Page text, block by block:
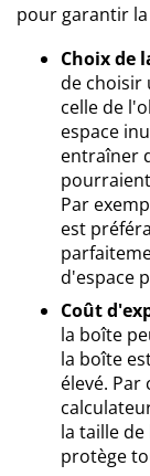
pour garantir
Choix de
de choisir
celle de
espace
entraîner
Par
est
d'espace
Coût
la boîte
la boîte
élevé.
la taille
protège